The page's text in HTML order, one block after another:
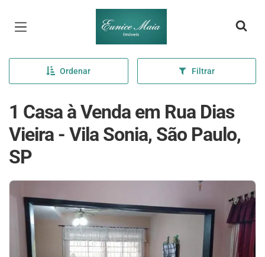
Página inicial
Ordenar Filtrar
1 Casa à Venda em Rua Dias
Vieira - Vila Sonia, São Paulo,
SP